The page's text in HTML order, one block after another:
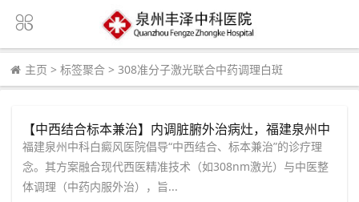
主页 > 标签聚合 > 308准分子激光联合中药调理白斑
【中西结合标本兼治】内调脏腑外治病灶，福建泉州中
科白癜风医院全方位重建免疫平衡防线
福建泉州中科白癜风医院倡导“中西结合、标本兼治”的诊疗理
念。其方案融合现代西医精准技术（如308nm激光）与中医整
体调理（中药内服外治），旨...